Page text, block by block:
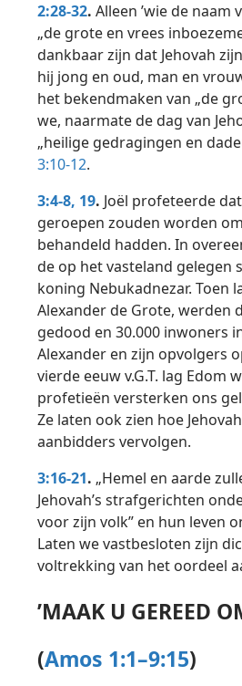
2:28-32. Alleen ’wie de naam
„de grote en vrees
dankbaar zijn dat Jehovah
hij jong en oud, man en
het bekendmaken van „de
we, naarmate de dag van
„heilige gedragingen en
3:10-12.
3:4-8, 19. Joël profeteerde
geroepen zouden worden
behandeld hadden. In
de op het vasteland gelegen
koning Nebukadnezar. Toen
Alexander de Grote, werden
gedood en 30.000 inwoners
Alexander en zijn opvolgers
vierde eeuw v.G.T. lag Edom
profetieën versterken ons
Ze laten ook zien hoe
aanbidders vervolgen.
3:16-21. „Hemel en aarde
Jehovah’s strafgerichten
voor zijn volk” en hun leven
Laten we vastbesloten zijn
voltrekking van het oordeel
’MAAK U GEREED
(Amos 1:1–9:15)